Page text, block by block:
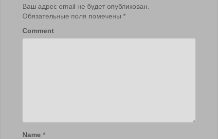
Ваш адрес email не будет опубликован.
Обязательные поля помечены *
Comment
Name *